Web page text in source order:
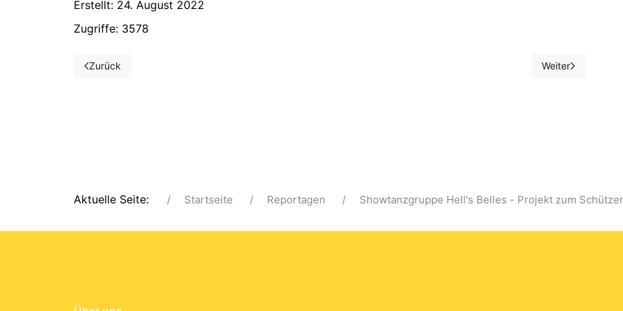
Erstellt: 24. August 2022
Zugriffe: 3578
Vorheriger Beitrag: Bürgerehrung für Andreas Seyer
Zurück Nächster Beitrag:
Weiter
Aktuelle Seite: Startseite Reportagen Showtanzgruppe Hell's Belles - Projekt zum